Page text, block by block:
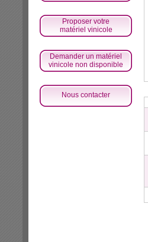
Proposer votre
matériel vinicole
Demander un matériel
vinicole non disponible
Nous contacter